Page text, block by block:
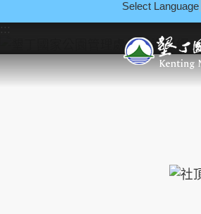
Select Language
:::